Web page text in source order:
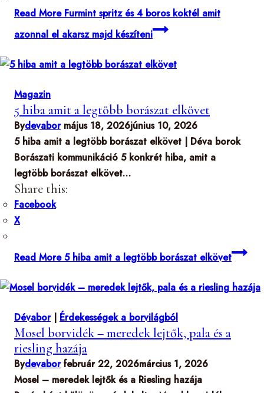
Read MoreFurmint spritz és 4 boros koktél amit
azonnal el akarsz majd készíteni
Magazin
5 hiba amit a legtöbb borászat elkövet
Bydevabor május 18, 2026június 10, 2026
5 hiba amit a legtöbb borászat elkövet | Déva borok
Borászati kommunikáció 5 konkrét hiba, amit a
legtöbb borászat elkövet…
Share this:
Facebook
X
Read More5 hiba amit a legtöbb borászat elkövet
Dévabor| Érdekességek a borvilágból
Mosel borvidék – meredek lejtők, pala és a
riesling hazája
Bydevabor február 22, 2026március 1, 2026
Mosel – meredek lejtők és a Riesling hazája